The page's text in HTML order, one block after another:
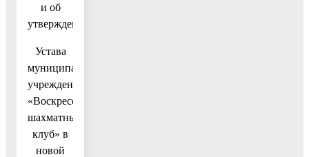
и об
утверждении
Устава
муниципального
учреждения
«Воскресенский
шахматный
клуб» в
новой